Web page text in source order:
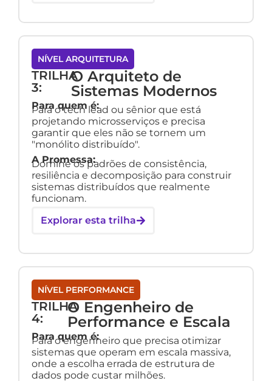
NÍVEL ARQUITETURA
TRILHA
3:
O Arquiteto de
Sistemas Modernos
Para quem é:
Para o tech lead ou sênior que está
projetando microsserviços e precisa
garantir que eles não se tornem um
"monólito distribuído".
A Promessa:
Domine os padrões de consistência,
resiliência e decomposição para construir
sistemas distribuídos que realmente
funcionam.
Explorar esta trilha
NÍVEL PERFORMANCE
TRILHA
4:
O Engenheiro de
Performance e Escala
Para quem é:
Para o engenheiro que precisa otimizar
sistemas que operam em escala massiva,
onde a escolha errada de estrutura de
dados pode custar milhões.